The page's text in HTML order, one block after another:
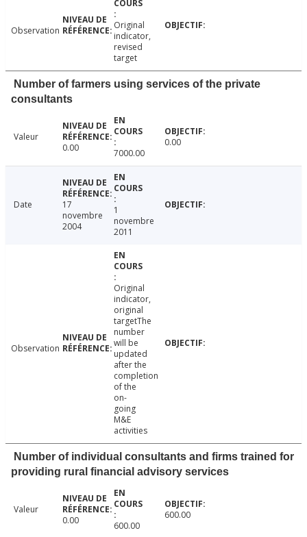
Observation
Original
indicator,
revised
target
Number of farmers using services of the private
consultants
Valeur
0.00
7000.00
0.00
Date
17
novembre
2004
1
novembre
2011
Observation
Original
indicator,
original
targetThe
number
will be
updated
after the
completion
of the
on-
going
M&E
activities
Number of individual consultants and firms trained for
providing rural financial advisory services
Valeur
0.00
600.00
600.00